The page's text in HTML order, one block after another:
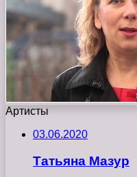
Артисты
03.06.2020
Татьяна Мазур